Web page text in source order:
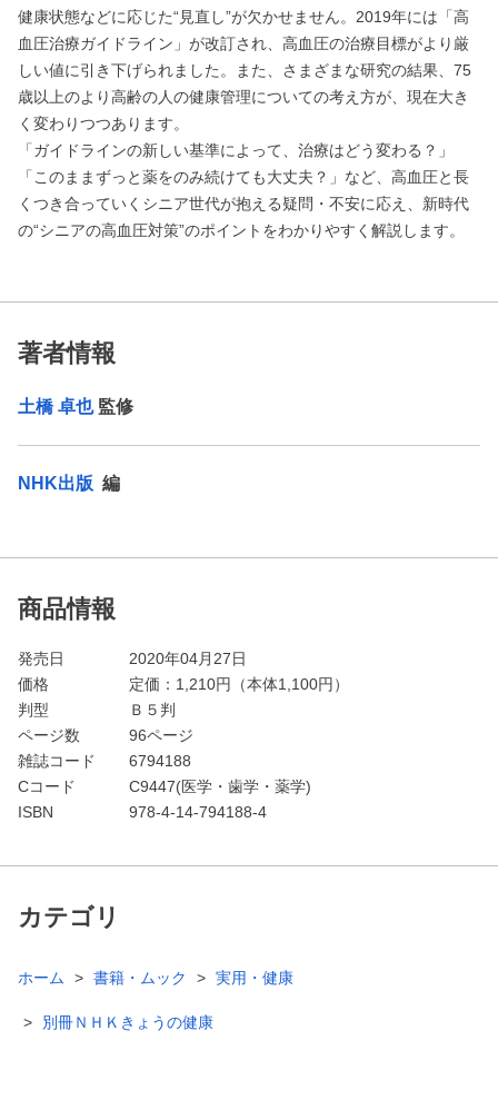
健康状態などに応じた“見直し”が欠かせません。2019年には「高
血圧治療ガイドライン」が改訂され、高血圧の治療目標がより厳
しい値に引き下げられました。また、さまざまな研究の結果、75
歳以上のより高齢の人の健康管理についての考え方が、現在大き
く変わりつつあります。
「ガイドラインの新しい基準によって、治療はどう変わる？」
「このままずっと薬をのみ続けても大丈夫？」など、高血圧と長
くつき合っていくシニア世代が抱える疑問・不安に応え、新時代
の“シニアの高血圧対策”のポイントをわかりやすく解説します。
著者情報
土橋 卓也監修
NHK出版 編
商品情報
発売日
2020年04月27日
価格
定価： 1,210円（本体1,100円）
判型
Ｂ５判
ページ数
96ページ
雑誌コード
6794188
Cコード
C9447(医学・歯学・薬学)
ISBN
978-4-14-794188-4
カテゴリ
ホーム 書籍・ムック 実用・健康
別冊ＮＨＫきょうの健康